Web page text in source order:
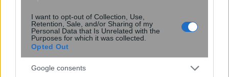
I want to opt-out of Collection, Use,
Retention, Sale, and/or Sharing of my
Personal Data that Is Unrelated with the
Purposes for which it was collected.
Opted Out
Google consents